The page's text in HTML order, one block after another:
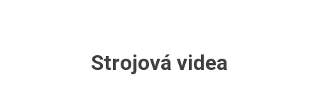
Strojová videa